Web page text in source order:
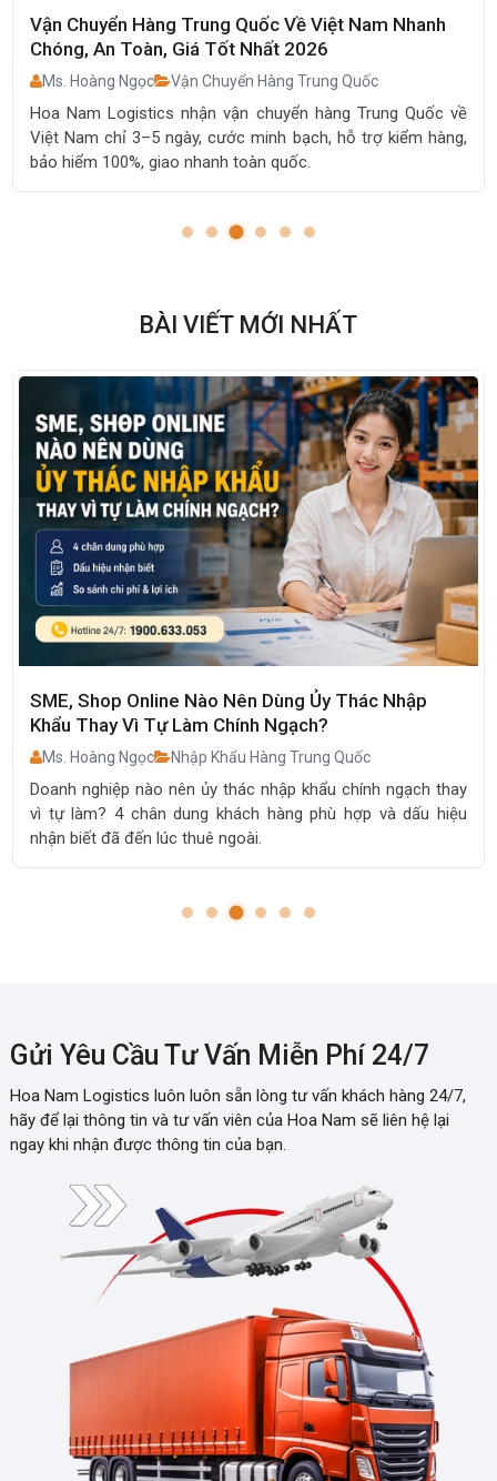
Vận Chuyển Hàng Trung Quốc Về Việt Nam Nhanh
Chóng, An Toàn, Giá Tốt Nhất 2026
Ms. Hoàng Ngọc Vận Chuyển Hàng Trung Quốc
Hoa Nam Logistics nhận vận chuyển hàng Trung Quốc về
Việt Nam chỉ 3–5 ngày, cước minh bạch, hỗ trợ kiểm hàng,
bảo hiểm 100%, giao nhanh toàn quốc.
BÀI VIẾT MỚI NHẤT
SME, Shop Online Nào Nên Dùng Ủy Thác Nhập
Khẩu Thay Vì Tự Làm Chính Ngạch?
Ms. Hoàng Ngọc Nhập Khẩu Hàng Trung Quốc
Doanh nghiệp nào nên ủy thác nhập khẩu chính ngạch thay
vì tự làm? 4 chân dung khách hàng phù hợp và dấu hiệu
nhận biết đã đến lúc thuê ngoài.
Gửi Yêu Cầu Tư Vấn Miễn Phí 24/7
Hoa Nam Logistics luôn luôn sẵn lòng tư vấn khách hàng 24/7,
hãy để lại thông tin và tư vấn viên của Hoa Nam sẽ liên hệ lại
ngay khi nhận được thông tin của bạn.